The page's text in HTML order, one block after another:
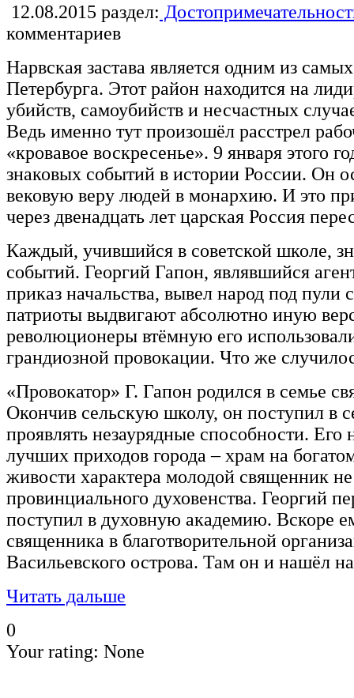
12.08.2015 раздел:
комментариев
Нарвская застава является одним из
Петербурга. Этот район находится на
убийств, самоубийств и несчастных
Ведь именно тут произошёл расстрел
«кровавое воскресенье». 9 января этого
знаковых событий в истории России. Он
вековую веру людей в монархию. И это
через двенадцать лет царская Россия
Каждый, учившийся в советской школе,
событий. Георгий Гапон, являвшийся
приказ начальства, вывел народ под пули
патриоты выдвигают абсолютно иную
революционеры втёмную его
грандиозной провокации. Что же
«Провокатор» Г. Гапон родился в семье
Окончив сельскую школу, он поступил в
проявлять незаурядные способности. Его
лучших приходов города – храм на
живости характера молодой священник
провинциального духовенства. Георгий
поступил в духовную академию. Вскоре
священника в благотворительной
Васильевского острова. Там он и нашёл
Читать дальше
0
Your rating: None